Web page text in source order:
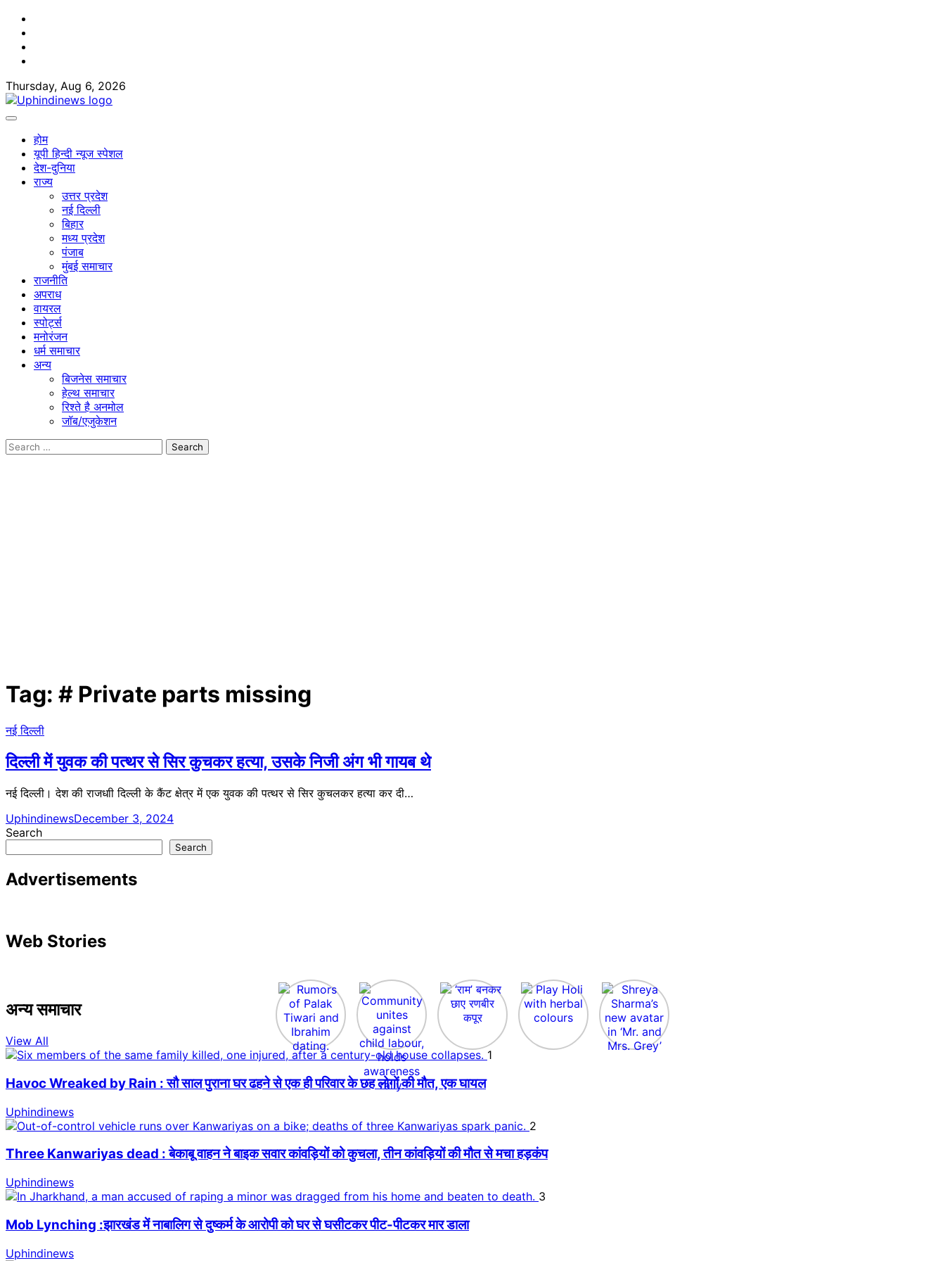
Skip
content
Thursday, Aug 6, 2026
होम
यूपी हिन्दी न्यूज स्पेशल
देश-दुनिया
राज्य
उत्तर प्रदेश
नई दिल्ली
बिहार
मध्य प्रदेश
पंजाब
मुंबई समाचार
राजनीति
अपराध
वायरल
स्पोर्ट्स
मनोरंजन
धर्म समाचार
अन्य
बिजनेस समाचार
हेल्थ समाचार
रिश्ते है अनमोल
जॉब/एजुकेशन
Search
Tag: # Private parts missing
नई दिल्ली
दिल्ली में युवक की पत्थर से सिर कुचकर हत्या, उसके निजी अंग भी गायब थे
नई दिल्ली। देश की राजधाी दिल्ली के कैंट क्षेत्र में एक युवक की प​त्थर से सिर कुचलकर हत्या कर दी…
UphindinewsDecember 3, 2024
Search
Search
Advertisements
Web Stories
अन्य समाचार
View All
1
Havoc Wreaked by Rain : सौ साल पुराना घर ढहने से एक ही परिवार के छह लोगों की मौत, एक घायल
Uphindinews
2
Three Kanwariyas dead : बेकाबू वाहन ने बाइक सवार कांवड़ियों को कुचला, तीन कांवड़ियों की मौत से मचा हड़कंप
Uphindinews
3
Mob Lynching :झारखंड में नाबालिग से दुष्कर्म के आरोपी को घर से घसीटकर पीट-पीटकर मार डाला
Uphindinews